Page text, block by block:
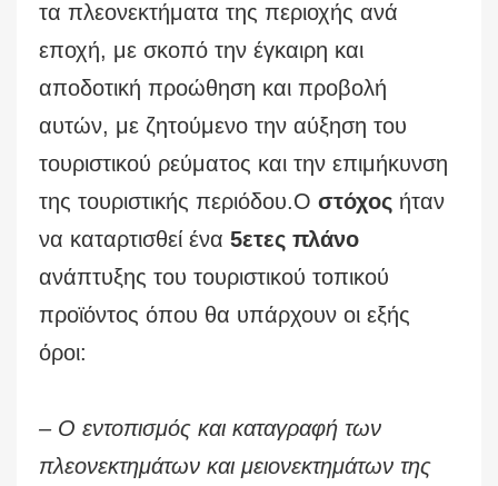
τα πλεονεκτήματα της περιοχής ανά
εποχή, με σκοπό την έγκαιρη και
αποδοτική προώθηση και προβολή
αυτών, με ζητούμενο την αύξηση του
τουριστικού ρεύματος και την επιμήκυνση
της τουριστικής περιόδου.Ο στόχος ήταν
να καταρτισθεί ένα 5ετες πλάνο
ανάπτυξης του τουριστικού τοπικού
προϊόντος όπου θα υπάρχουν οι εξής
όροι:
– Ο εντοπισμός και καταγραφή των
πλεονεκτημάτων και μειονεκτημάτων της